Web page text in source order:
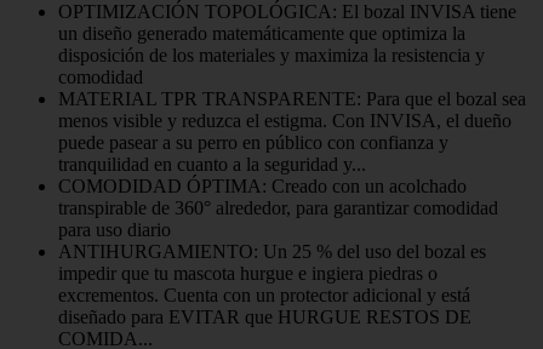
OPTIMIZACIÓN TOPOLÓGICA: El bozal INVISA tiene
un diseño generado matemáticamente que optimiza la
disposición de los materiales y maximiza la resistencia y
comodidad
MATERIAL TPR TRANSPARENTE: Para que el bozal sea
menos visible y reduzca el estigma. Con INVISA, el dueño
puede pasear a su perro en público con confianza y
tranquilidad en cuanto a la seguridad y...
COMODIDAD ÓPTIMA: Creado con un acolchado
transpirable de 360° alrededor, para garantizar comodidad
para uso diario
ANTIHURGAMIENTO: Un 25 % del uso del bozal es
impedir que tu mascota hurgue e ingiera piedras o
excrementos. Cuenta con un protector adicional y está
diseñado para EVITAR que HURGUE RESTOS DE
COMIDA...